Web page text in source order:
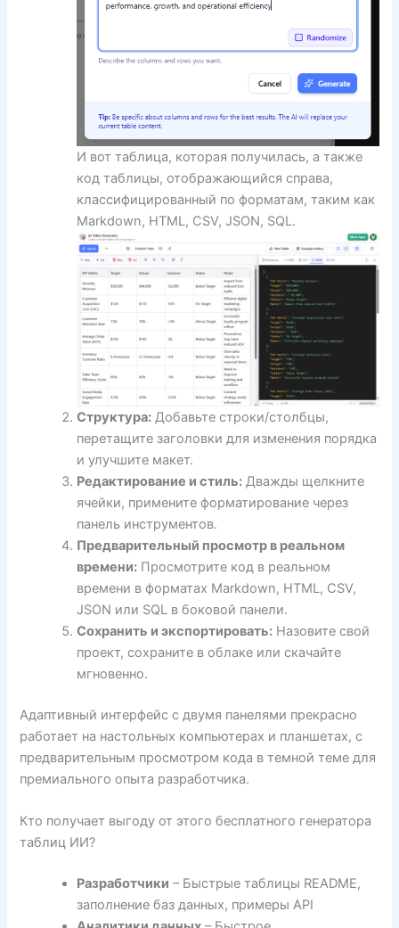
И вот таблица, которая получилась, а также
код таблицы, отображающийся справа,
классифицированный по форматам, таким как
Markdown, HTML, CSV, JSON, SQL.
Структура: Добавьте строки/столбцы,
перетащите заголовки для изменения порядка
и улучшите макет.
Редактирование и стиль: Дважды щелкните
ячейки, примените форматирование через
панель инструментов.
Предварительный просмотр в реальном
времени: Просмотрите код в реальном
времени в форматах Markdown, HTML, CSV,
JSON или SQL в боковой панели.
Сохранить и экспортировать: Назовите свой
проект, сохраните в облаке или скачайте
мгновенно.
Адаптивный интерфейс с двумя панелями прекрасно
работает на настольных компьютерах и планшетах, с
предварительным просмотром кода в темной теме для
премиального опыта разработчика.
Кто получает выгоду от этого бесплатного генератора
таблиц ИИ?
Разработчики – Быстрые таблицы README,
заполнение баз данных, примеры API